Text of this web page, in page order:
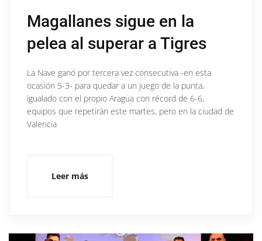
Magallanes sigue en la
pelea al superar a Tigres
La Nave ganó por tercera vez consecutiva -en esta
ocasión 5-3- para quedar a un juego de la punta,
igualado con el propio Aragua con récord de 6-6,
equipos que repetirán este martes, pero en la ciudad de
Valencia
Leer más